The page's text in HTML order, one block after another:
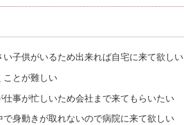
子供がいるため出来れば自宅に来て欲しい
ことが難しい
事が忙しいため会社まで来てもらいたい
身動きが取れないので病院に来て欲しい